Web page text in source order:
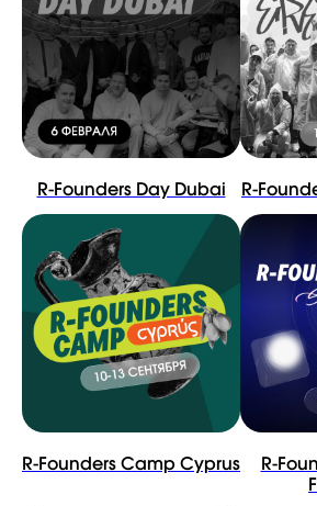
R-Founders Day Dubai R-
R-Founders Camp Cyprus
R-